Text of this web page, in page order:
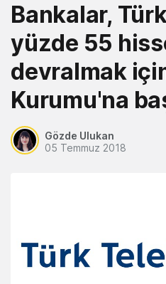
Bankalar,
yüzde 55
devralmak
Kurumu'na
Gözde Ulukan
05 Temmuz 2018